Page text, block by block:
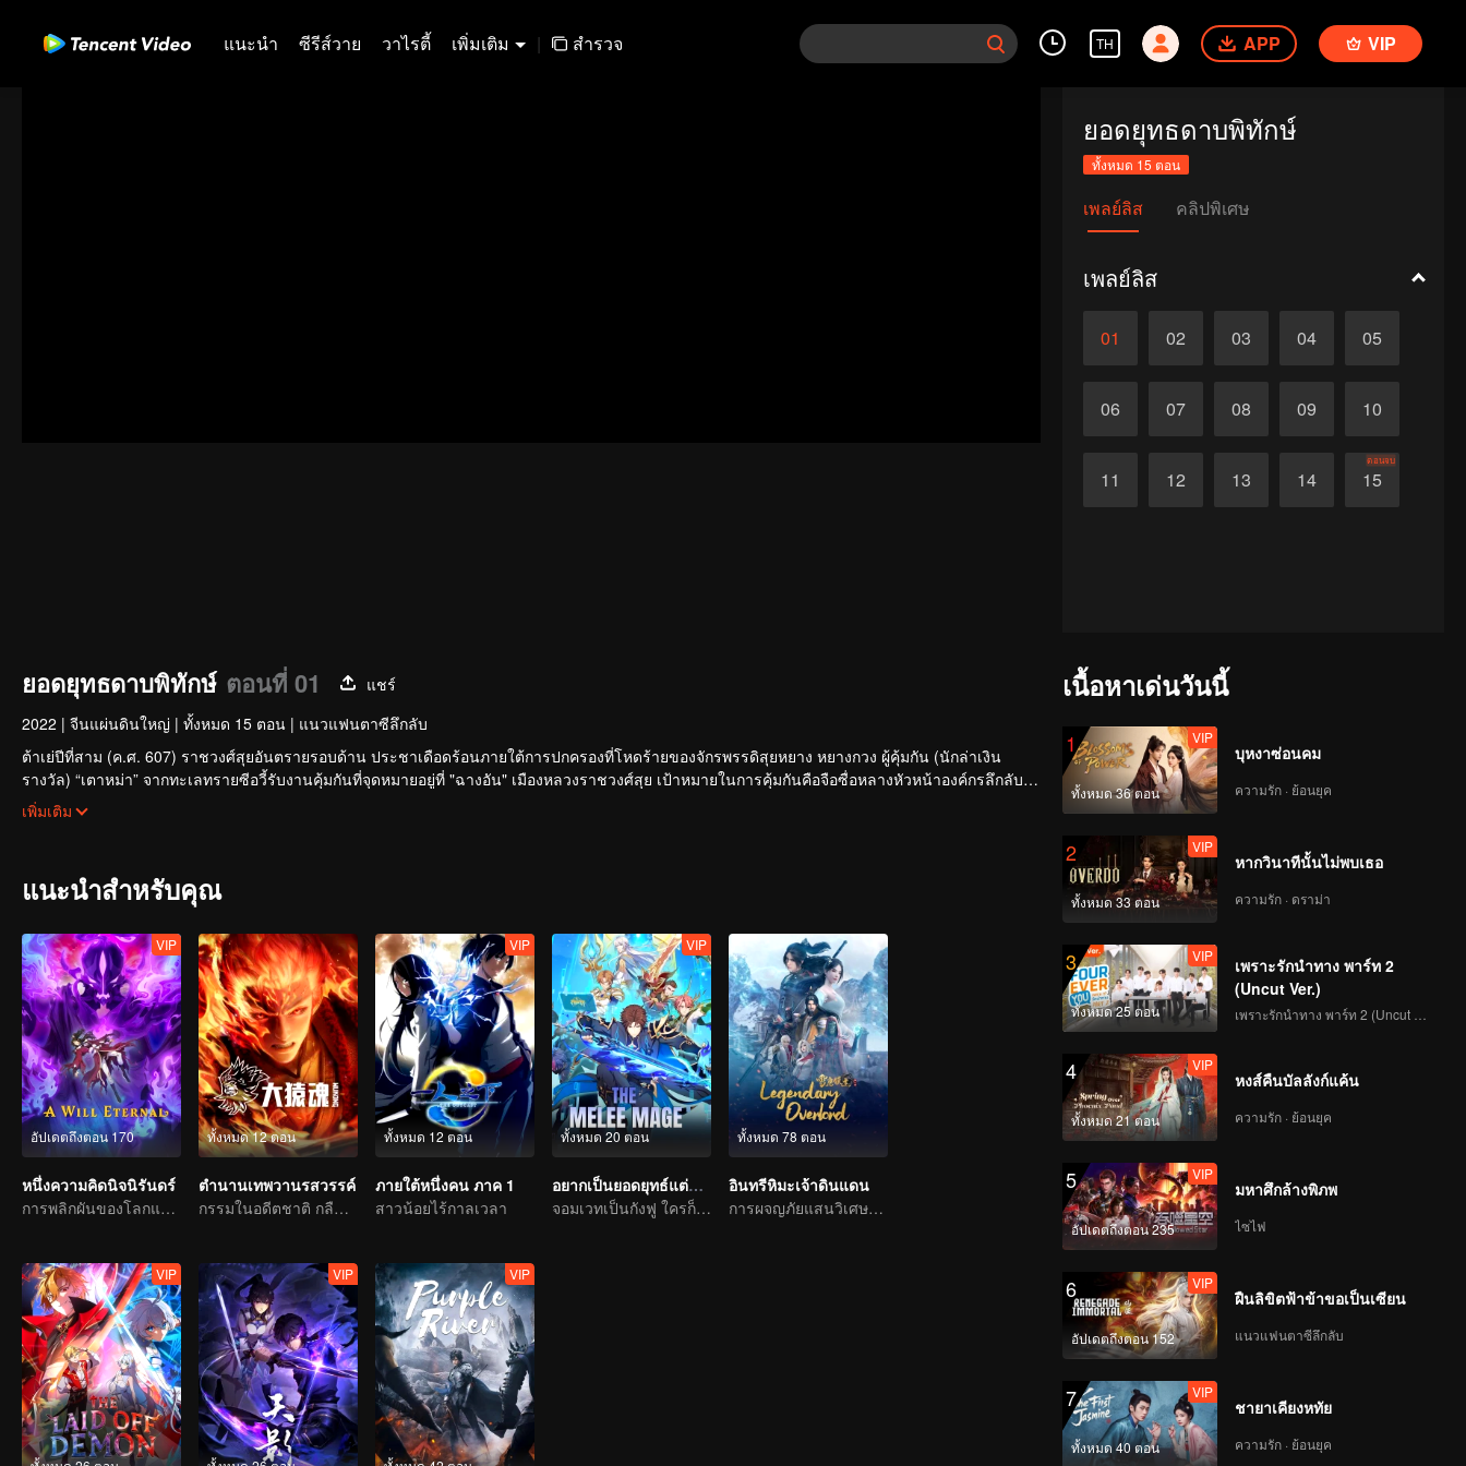
แนะนำ ซีรีส์วาย วาไรตี้ เพิ่มเติม | สำรวจ TH APP VIP
ยอดยุทธดาบพิทักษ์
ทั้งหมด 15 ตอน
เพลย์ลิส คลิปพิเศษ
เพลย์ลิส
01 02 03 04 05
06 07 08 09 10
11 12 13 14 15
ตอนจบ
ยอดยุทธดาบพิทักษ์ ตอนที่ 01
แชร์
2022 | จีนแผ่นดินใหญ่ | ทั้งหมด 15 ตอน | แนวแฟนตาซีลึกลับ
ต้าเย่ปีที่สาม (ค.ศ. 607) ราชวงศ์สุยอันตรายรอบด้าน ประชาเดือดร้อนภายใต้การปกครองที่โหดร้ายของจักรพรรดิสุยหยาง หยางกวง ผู้คุ้มกัน (นักล่าเงิน
รางวัล) “เตาหม่า” จากทะเลทรายซีอวี้รับงานคุ้มกันที่จุดหมายอยู่ที่ "ฉางอัน" เมืองหลวงราชวงศ์สุย เป้าหมายในการคุ้มกันคือจือซื่อหลางหัวหน้าองค์กรลึกลับ
“กลุ่มฮวาเหยียน” ที่มุ่งล้มล้างราชวงศ์สุย เพื่อกำจัดจือซื่อหลาง ราชสำนักจงหยวนทำข้อตกลงกับห้าตระกูลชาวหูนอกด่าน แต่การลอบสังหารไม่ใช่เป้าหมาย
เพิ่มเติม
แนะนำสำหรับคุณ
อัปเดตถึงตอน 170
VIP
หนึ่งความคิดนิจนิรันดร์
การพลิกผันของโลกแห่งการบำเพ็ญเซียนกลับมาแล้ว !
ทั้งหมด 12 ตอน
ตำนานเทพวานรสวรรค์
กรรมในอดีตชาติ กลืนสวรรค์ให้แหลกสลาย
ทั้งหมด 12 ตอน
VIP
ภายใต้หนึ่งคน ภาค 1
สาวน้อยไร้กาลเวลา
ทั้งหมด 20 ตอน
VIP
อยากเป็นยอดยุทธ์แต่ดันเป็นจอมเวทแทน
จอมเวทเป็นกังฟู ใครก็ต้านไม่อยู่
ทั้งหมด 78 ตอน
อินทรีหิมะเจ้าดินแดน
การผจญภัยแสนวิเศษและอุปสรรคของเด็กหนุ่มเริ่มต้นขึ้นอีกครั้ง
VIP VIP VIP
เนื้อหาเด่นวันนี้
1
ทั้งหมด 36 ตอน
VIP
บุหงาซ่อนคม
ความรัก · ย้อนยุค
2
ทั้งหมด 33 ตอน
VIP
หากวินาทีนั้นไม่พบเธอ
ความรัก · ดราม่า
3
ทั้งหมด 25 ตอน
VIP
เพราะรักนำทาง พาร์ท 2
(Uncut Ver.)
4
ทั้งหมด 21 ตอน
VIP
หงส์คืนบัลลังก์แค้น
ความรัก · ย้อนยุค
5
อัปเดตถึงตอน 235
VIP
มหาศึกล้างพิภพ
ไซไฟ
6
อัปเดตถึงตอน 152
VIP
ฝืนลิขิตฟ้าข้าขอเป็นเซียน
แนวแฟนตาซีลึกลับ
7
ทั้งหมด 40 ตอน
VIP
ชายาเคียงหทัย
ความรัก · ย้อนยุค